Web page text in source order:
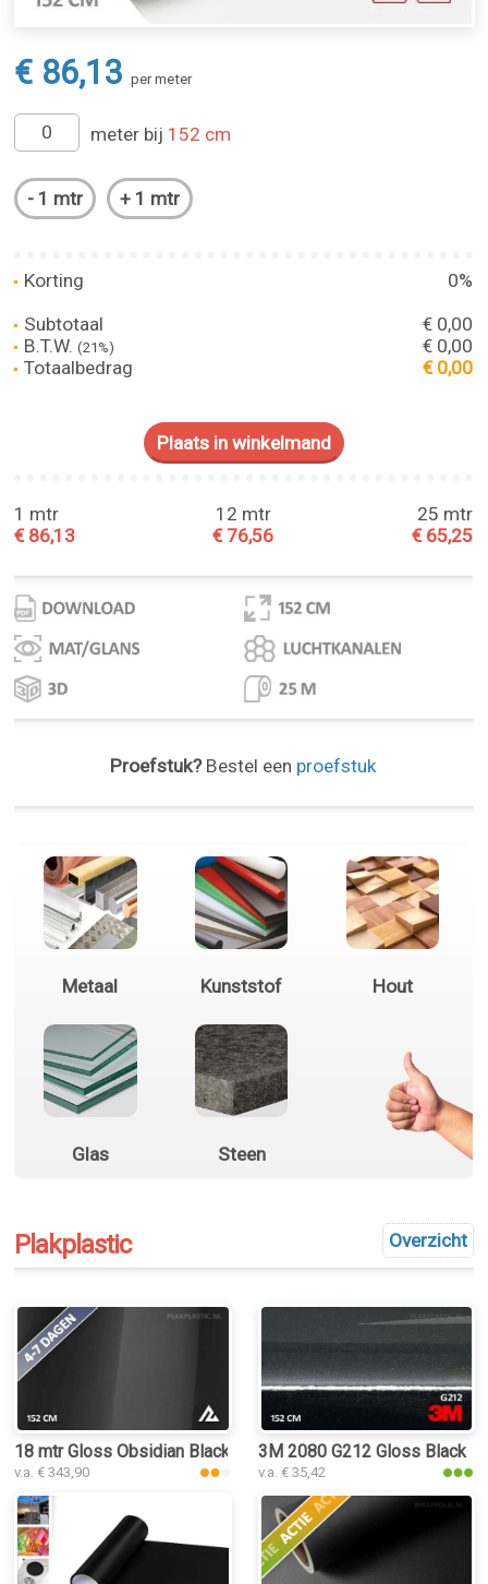
€ 86,13 per meter
meter bij 152 cm
Korting
0%
Subtotaal
€ 0,00
B.T.W.(21%)
€ 0,00
Totaalbedrag
€ 0,00
1 mtr
€ 86,13
12 mtr
€ 76,56
25 mtr
€ 65,25
Proefstuk?Bestel een proefstuk
Metaal Kunststof Hout
Glas Steen
Overzicht
Plakplastic
18 mtr Gloss Obsidian Black 3176 plakplastic
v.a. € 343,90
3M 2080 G212 Gloss Black
v.a. € 35,42